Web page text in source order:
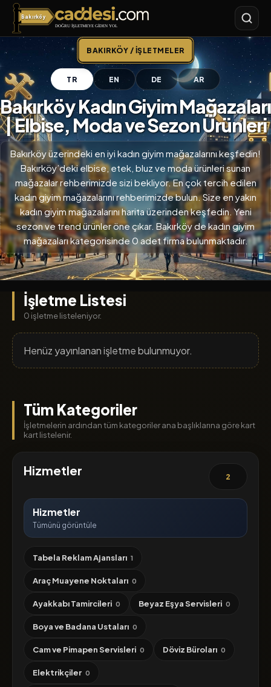
Bakırköy
Bakırköy
BAKIRKÖY / İŞLETMELER
TR EN DE AR
Bakırköy Kadın Giyim Mağazaları
| Elbise, Moda ve Sezon Ürünleri
Bakırköy üzerindeki en iyi kadın giyim mağazalarını keşfedin!
Bakırköy’deki elbise, etek, bluz ve moda ürünleri sunan
mağazalar rehberimizde sizi bekliyor. En çok tercih edilen
kadın giyim mağazalarını rehberimizde bulun. Size en yakın
kadın giyim mağazalarını harita üzerinden keşfedin. Yeni
sezon ve trend ürünler öne çıkar. Bakırköy de kadın giyim
mağazaları kategorisinde 0 adet firma bulunmaktadır.
İşletme Listesi
0 işletme listeleniyor.
Henüz yayınlanan işletme bulunmuyor.
Tüm Kategoriler
İşletmelerin ardından tüm kategoriler ana başlıklarına göre kart
kart listelenir.
Hizmetler 2
Hizmetler
Tümünü görüntüle
Tabela Reklam Ajansları 1
Araç Muayene Noktaları 0
Ayakkabı Tamircileri 0 Beyaz Eşya Servisleri 0
Boya ve Badana Ustaları 0
Cam ve Pimapen Servisleri 0 Döviz Büroları 0
Elektrikçiler 0